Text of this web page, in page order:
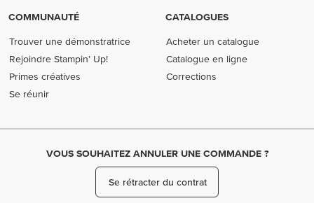
COMMUNAUTÉ
Trouver une démonstratrice
Rejoindre Stampin’ Up!
Primes créatives
Se réunir
CATALOGUES
Acheter un catalogue
Catalogue en ligne
Corrections
VOUS SOUHAITEZ ANNULER UNE COMMANDE ?
Se rétracter du contrat